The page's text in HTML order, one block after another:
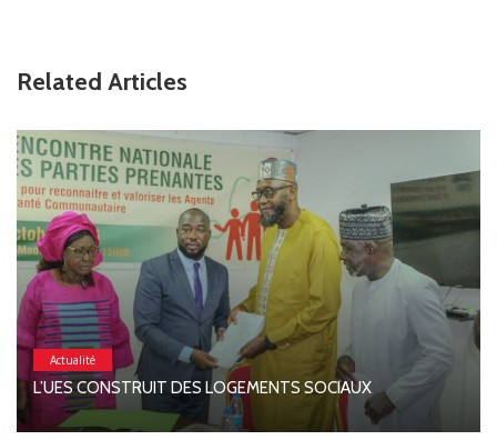
Related Articles
Actualité
L’UES CONSTRUIT DES LOGEMENTS SOCIAUX